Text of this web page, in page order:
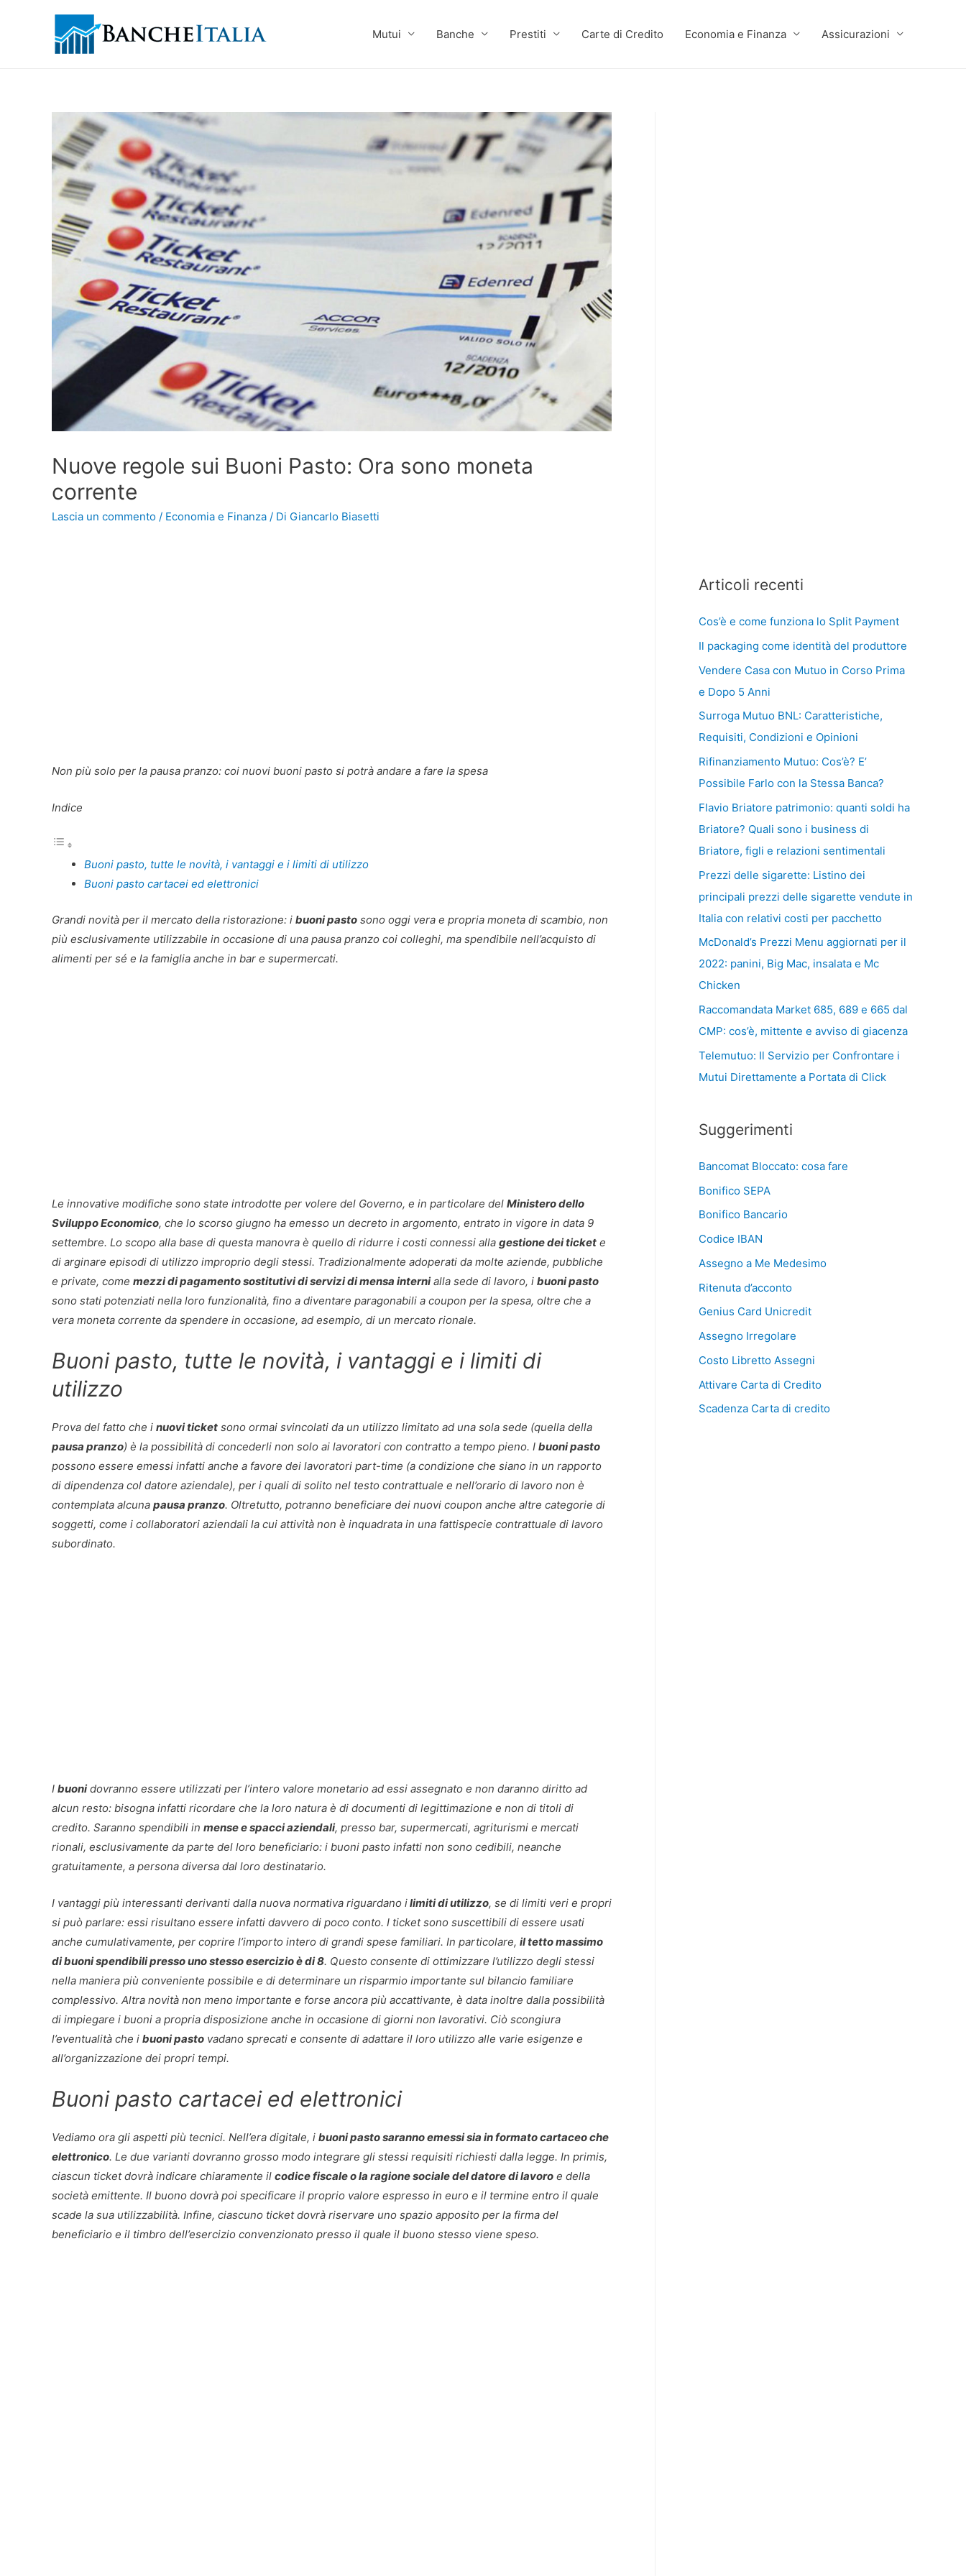
Mutui Banche Prestiti Carte di Credito Economia e Finanza Assicurazioni
Nuove regole sui Buoni Pasto: Ora sono moneta
corrente
Lascia un commento / Economia e Finanza / Di Giancarlo Biasetti
Non più solo per la pausa pranzo: coi nuovi buoni pasto si potrà andare a fare la spesa
Indice
Buoni pasto, tutte le novità, i vantaggi e i limiti di utilizzo
Buoni pasto cartacei ed elettronici
Grandi novità per il mercato della ristorazione: i buoni pasto sono oggi vera e propria moneta di scambio, non
più esclusivamente utilizzabile in occasione di una pausa pranzo coi colleghi, ma spendibile nell’acquisto di
alimenti per sé e la famiglia anche in bar e supermercati.
Le innovative modifiche sono state introdotte per volere del Governo, e in particolare del Ministero dello
Sviluppo Economico, che lo scorso giugno ha emesso un decreto in argomento, entrato in vigore in data 9
settembre. Lo scopo alla base di questa manovra è quello di ridurre i costi connessi alla gestione dei ticket e
di arginare episodi di utilizzo improprio degli stessi. Tradizionalmente adoperati da molte aziende, pubbliche
e private, come mezzi di pagamento sostitutivi di servizi di mensa internialla sede di lavoro, i buoni pasto
sono stati potenziati nella loro funzionalità, fino a diventare paragonabili a coupon per la spesa, oltre che a
vera moneta corrente da spendere in occasione, ad esempio, di un mercato rionale.
Buoni pasto, tutte le novità, i vantaggi e i limiti di
utilizzo
Prova del fatto che i nuovi ticket sono ormai svincolati da un utilizzo limitato ad una sola sede (quella della
pausa pranzo) è la possibilità di concederli non solo ai lavoratori con contratto a tempo pieno. I buoni pasto
possono essere emessi infatti anche a favore dei lavoratori part-time (a condizione che siano in un rapporto
di dipendenza col datore aziendale), per i quali di solito nel testo contrattuale e nell’orario di lavoro non è
contemplata alcuna pausa pranzo. Oltretutto, potranno beneficiare dei nuovi coupon anche altre categorie di
soggetti, come i collaboratori aziendali la cui attività non è inquadrata in una fattispecie contrattuale di lavoro
subordinato.
I buonidovranno essere utilizzati per l’intero valore monetario ad essi assegnato e non daranno diritto ad
alcun resto: bisogna infatti ricordare che la loro natura è di documenti di legittimazione e non di titoli di
credito. Saranno spendibili in mense e spacci aziendali, presso bar, supermercati, agriturismi e mercati
rionali, esclusivamente da parte del loro beneficiario: i buoni pasto infatti non sono cedibili, neanche
gratuitamente, a persona diversa dal loro destinatario.
I vantaggi più interessanti derivanti dalla nuova normativa riguardano ilimiti di utilizzo, se di limiti veri e propri
si può parlare: essi risultano essere infatti davvero di poco conto. I ticket sono suscettibili di essere usati
anche cumulativamente, per coprire l’importo intero di grandi spese familiari. In particolare, il tetto massimo
di buoni spendibili presso uno stesso esercizio è di 8. Questo consente di ottimizzare l’utilizzo degli stessi
nella maniera più conveniente possibile e di determinare un risparmio importante sul bilancio familiare
complessivo. Altra novità non meno importante e forse ancora più accattivante, è data inoltre dalla possibilità
di impiegare i buoni a propria disposizione anche in occasione di giorni non lavorativi. Ciò scongiura
l’eventualità che i buoni pasto vadano sprecati e consente di adattare il loro utilizzo alle varie esigenze e
all’organizzazione dei propri tempi.
Buoni pasto cartacei ed elettronici
Vediamo ora gli aspetti più tecnici. Nell’era digitale, i buoni pasto saranno emessi sia in formato cartaceo che
elettronico. Le due varianti dovranno grosso modo integrare gli stessi requisiti richiesti dalla legge. In primis,
ciascun ticket dovrà indicare chiaramente il codice fiscale o la ragione sociale del datore di lavoro e della
società emittente. Il buono dovrà poi specificare il proprio valore espresso in euro e il termine entro il quale
scade la sua utilizzabilità. Infine, ciascuno ticket dovrà riservare uno spazio apposito per la firma del
beneficiario e il timbro dell’esercizio convenzionato presso il quale il buono stesso viene speso.
Articoli recenti
Cos’è e come funziona lo Split Payment
Il packaging come identità del produttore
Vendere Casa con Mutuo in Corso Prima
e Dopo 5 Anni
Surroga Mutuo BNL: Caratteristiche,
Requisiti, Condizioni e Opinioni
Rifinanziamento Mutuo: Cos’è? E’
Possibile Farlo con la Stessa Banca?
Flavio Briatore patrimonio: quanti soldi ha
Briatore? Quali sono i business di
Briatore, figli e relazioni sentimentali
Prezzi delle sigarette: Listino dei
principali prezzi delle sigarette vendute in
Italia con relativi costi per pacchetto
McDonald’s Prezzi Menu aggiornati per il
2022: panini, Big Mac, insalata e Mc
Chicken
Raccomandata Market 685, 689 e 665 dal
CMP: cos’è, mittente e avviso di giacenza
Telemutuo: Il Servizio per Confrontare i
Mutui Direttamente a Portata di Click
Suggerimenti
Bancomat Bloccato: cosa fare
Bonifico SEPA
Bonifico Bancario
Codice IBAN
Assegno a Me Medesimo
Ritenuta d’acconto
Genius Card Unicredit
Assegno Irregolare
Costo Libretto Assegni
Attivare Carta di Credito
Scadenza Carta di credito